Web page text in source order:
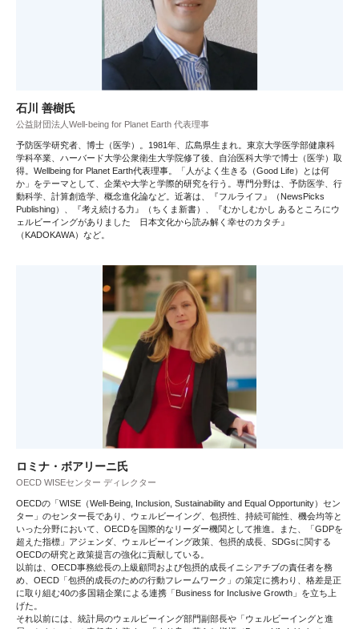
石川 善樹氏
公益財団法人Well-being for Planet Earth 代表理事
予防医学研究者、博士（医学）。1981年、広島県生まれ。東京大学医学部健康科
学科卒業、ハーバード大学公衆衛生大学院修了後、自治医科大学で博士（医学）取
得。Wellbeing for Planet Earth代表理事。「人がよく生きる（Good Life）とは何
か」をテーマとして、企業や大学と学際的研究を行う。専門分野は、予防医学、行
動科学、計算創造学、概念進化論など。近著は、『フルライフ』（NewsPicks
Publishing）、『考え続ける力』（ちくま新書）、『むかしむかし あるところにウ
ェルビーイングがありました 日本文化から読み解く幸せのカタチ』
（KADOKAWA）など。
ロミナ・ボアリーニ氏
OECD WISEセンター ディレクター
OECDの「WISE（Well-Being, Inclusion, Sustainability and Equal Opportunity）セン
ター」のセンター長であり、ウェルビーイング、包摂性、持続可能性、機会均等と
いった分野において、OECDを国際的なリーダー機関として推進。また、「GDPを
超えた指標」アジェンダ、ウェルビーイング政策、包摂的成長、SDGsに関する
OECDの研究と政策提言の強化に貢献している。
以前は、OECD事務総長の上級顧問および包摂的成長イニシアチブの責任者を務
め、OECD「包摂的成長のための行動フレームワーク」の策定に携わり、格差是正
に取り組む40の多国籍企業による連携「Business for Inclusive Growth」を立ち上
げた。
それ以前には、統計局のウェルビーイング部門副部長や「ウェルビーイングと進